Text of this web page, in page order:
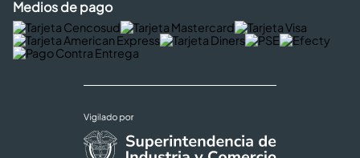
Medios de pago